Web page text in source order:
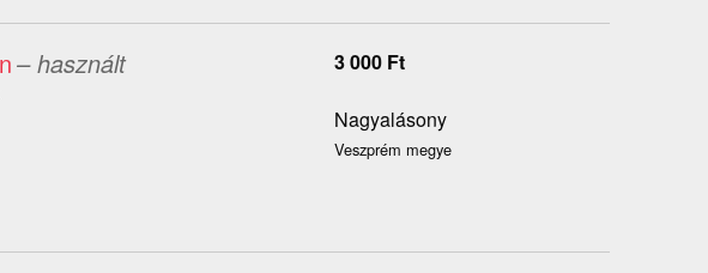
– használt 3 000 Ft
Nagyalásony
Veszprém megye